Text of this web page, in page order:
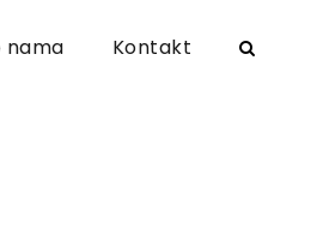
nama Kontakt